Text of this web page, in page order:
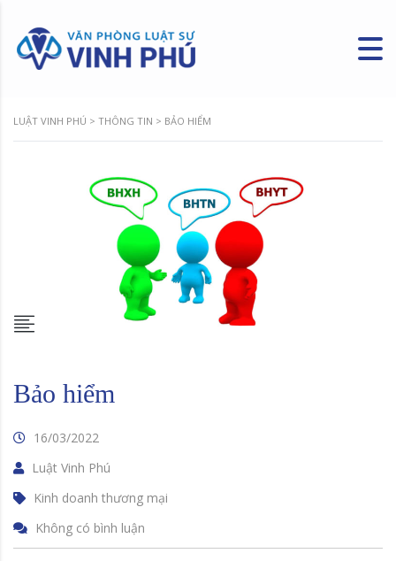
LUẬT VINH PHÚ > THÔNG TIN > BẢO HIỂM
Bảo hiểm
16/03/2022
Luật Vinh Phú
Kinh doanh thương mại
Không có bình luận